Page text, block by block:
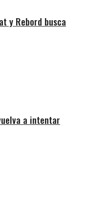
y Rebord busca
a intentar